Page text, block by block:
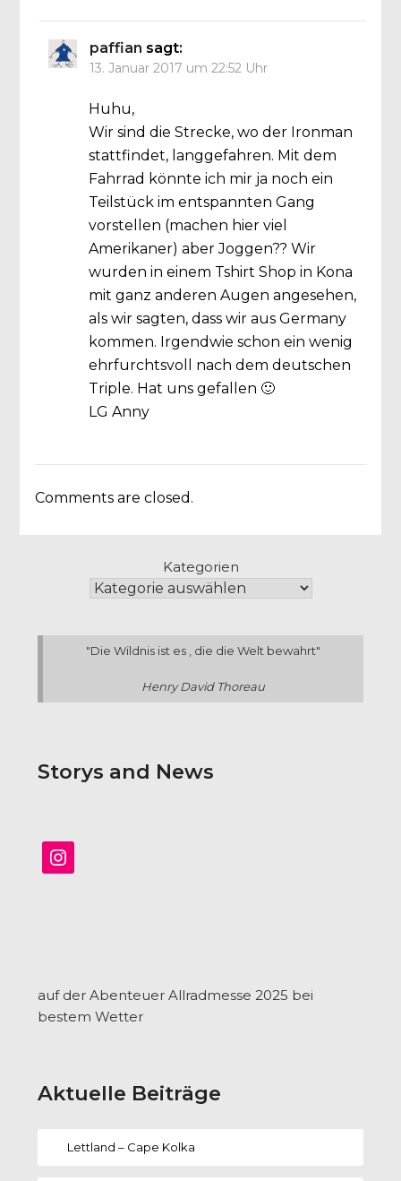
paffian sagt:
13. Januar 2017 um 22:52 Uhr
Huhu,
Wir sind die Strecke, wo der Ironman
stattfindet, langgefahren. Mit dem
Fahrrad könnte ich mir ja noch ein
Teilstück im entspannten Gang
vorstellen (machen hier viel
Amerikaner) aber Joggen?? Wir
wurden in einem Tshirt Shop in Kona
mit ganz anderen Augen angesehen,
als wir sagten, dass wir aus Germany
kommen. Irgendwie schon ein wenig
ehrfurchtsvoll nach dem deutschen
Triple. Hat uns gefallen 🙂
LG Anny
Comments are closed.
Kategorien
"Die Wildnis ist es , die die Welt bewahrt"
Henry David Thoreau
Storys and News
Instagram
auf der Abenteuer Allradmesse 2025 bei
bestem Wetter
Aktuelle Beiträge
Lettland – Cape Kolka